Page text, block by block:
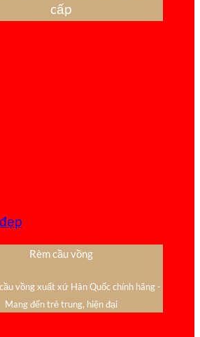
cấp
Rèm cầu vồng
vồng xuất xứ Hàn Quốc chính hãng -
Mang đến trẻ trung, hiện đại